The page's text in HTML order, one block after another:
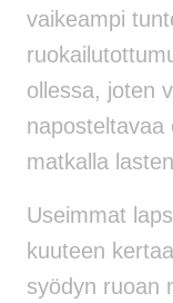
vaikeampi
ollessa, joten
naposteltavaa
matkalla
Useimmat
kuuteen
syödyn ruoan